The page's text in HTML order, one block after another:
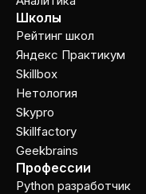
Школы
Рейтинг школ
Яндекс Практикум
Skillbox
Нетология
Skypro
Skillfactory
Geekbrains
Профессии
Python разработчик